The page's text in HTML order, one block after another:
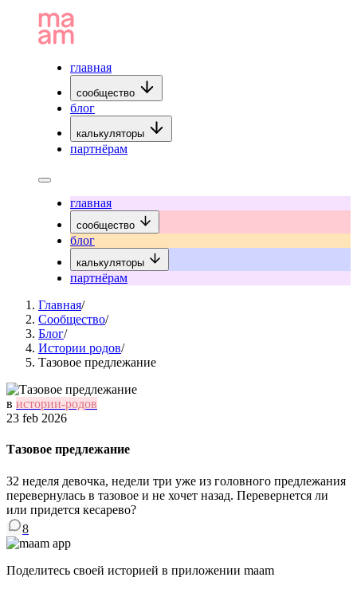
главная
сообщество
блог
калькуляторы
партнёрам
главная
сообщество
блог
калькуляторы
партнёрам
Главная/
Сообщество/
Блог/
Истории родов/
Тазовое предлежание
в истории-родов
23 feb 2026
Тазовое предлежание
32 неделя девочка, недели три уже из головного предлежания
перевернулась в тазовое и не хочет назад. Перевернется ли
или придется кесарево?
8
Поделитесь своей историей в приложении maam